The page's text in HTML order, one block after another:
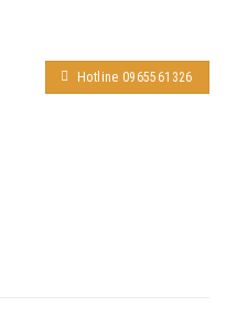
Hotline 0965561326